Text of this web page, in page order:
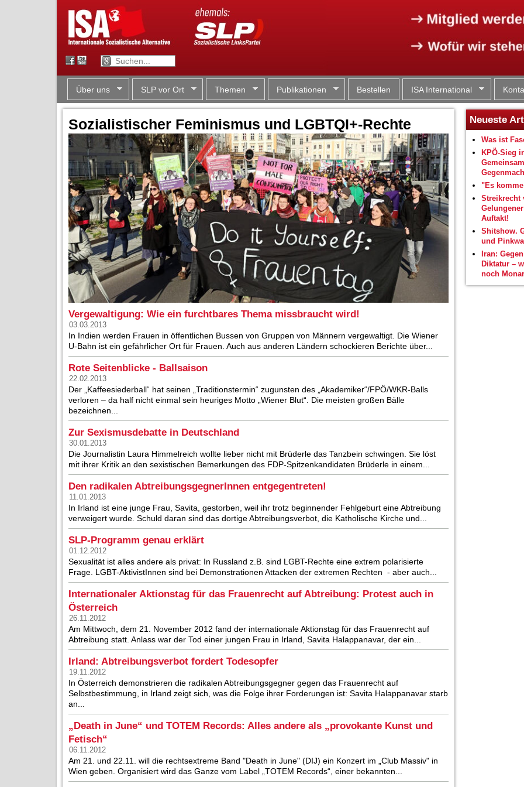
Über uns SLP vor Ort Themen Publikationen Bestellen ISA International
Sozialistischer Feminismus und LGBTQI+-Rechte
Vergewaltigung: Wie ein furchtbares Thema missbraucht wird!
03.03.2013
In Indien werden Frauen in öffentlichen Bussen von Gruppen von Männern vergewaltigt. Die Wiener
U-Bahn ist ein gefährlicher Ort für Frauen. Auch aus anderen Ländern schockieren Berichte über...
Rote Seitenblicke - Ballsaison
22.02.2013
Der „Kaffeesiederball“ hat seinen „Traditionstermin“ zugunsten des „Akademiker“/FPÖ/WKR-Balls
verloren – da half nicht einmal sein heuriges Motto „Wiener Blut“. Die meisten großen Bälle
bezeichnen...
Zur Sexismusdebatte in Deutschland
30.01.2013
Die Journalistin Laura Himmelreich wollte lieber nicht mit Brüderle das Tanzbein schwingen. Sie löst
mit ihrer Kritik an den sexistischen Bemerkungen des FDP-Spitzenkandidaten Brüderle in einem...
Den radikalen AbtreibungsgegnerInnen entgegentreten!
11.01.2013
In Irland ist eine junge Frau, Savita, gestorben, weil ihr trotz beginnender Fehlgeburt eine Abtreibung
verweigert wurde. Schuld daran sind das dortige Abtreibungsverbot, die Katholische Kirche und...
SLP-Programm genau erklärt
01.12.2012
Sexualität ist alles andere als privat: In Russland z.B. sind LGBT-Rechte eine extrem polarisierte
Frage. LGBT-AktivistInnen sind bei Demonstrationen Attacken der extremen Rechten - aber auch...
Internationaler Aktionstag für das Frauenrecht auf Abtreibung: Protest auch in
Österreich
26.11.2012
Am Mittwoch, dem 21. November 2012 fand der internationale Aktionstag für das Frauenrecht auf
Abtreibung statt. Anlass war der Tod einer jungen Frau in Irland, Savita Halappanavar, der ein...
Irland: Abtreibungsverbot fordert Todesopfer
19.11.2012
In Österreich demonstrieren die radikalen Abtreibungsgegner gegen das Frauenrecht auf
Selbstbestimmung, in Irland zeigt sich, was die Folge ihrer Forderungen ist: Savita Halappanavar starb
an...
„Death in June“ und TOTEM Records: Alles andere als „provokante Kunst und
Fetisch“
06.11.2012
Am 21. und 22.11. will die rechtsextreme Band "Death in June" (DIJ) ein Konzert im „Club Massiv" in
Wien geben. Organisiert wird das Ganze vom Label „TOTEM Records“, einer bekannten...
Neueste
Was ist
KPÖ-Sieg
"Es
Streikrecht
Auftakt!
Shitshow.
und
Iran:
Diktatur –
noch